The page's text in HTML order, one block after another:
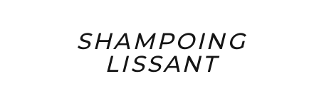
Homme Marques Idées
Cadeaux
Bons
Plans
SHAMPOING
LISSANT